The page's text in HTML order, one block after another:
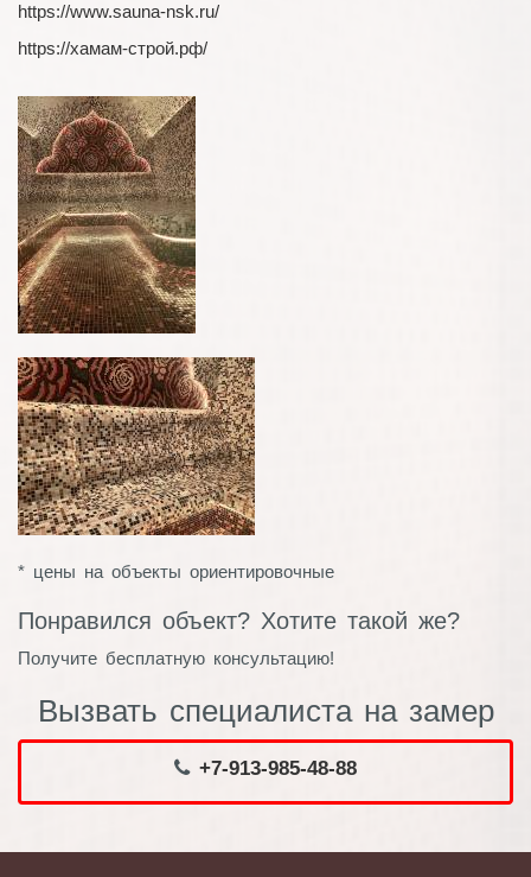
https://www.sauna-nsk.ru/
https://хамам-строй.рф/
* цены на объекты ориентировочные
Понравился объект? Хотите такой же?
Получите бесплатную консультацию!
Вызвать специалиста на замер
+7-913-985-48-88